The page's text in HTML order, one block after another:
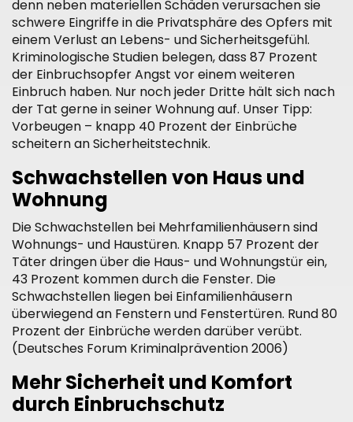
denn neben materiellen Schäden verursachen sie
schwere Eingriffe in die Privatsphäre des Opfers mit
einem Verlust an Lebens- und Sicherheitsgefühl.
Kriminologische Studien belegen, dass 87 Prozent
der Einbruchsopfer Angst vor einem weiteren
Einbruch haben. Nur noch jeder Dritte hält sich nach
der Tat gerne in seiner Wohnung auf. Unser Tipp:
Vorbeugen – knapp 40 Prozent der Einbrüche
scheitern an Sicherheitstechnik.
Schwachstellen von Haus und
Wohnung
Die Schwachstellen bei Mehrfamilienhäusern sind
Wohnungs- und Haustüren. Knapp 57 Prozent der
Täter dringen über die Haus- und Wohnungstür ein,
43 Prozent kommen durch die Fenster. Die
Schwachstellen liegen bei Einfamilienhäusern
überwiegend an Fenstern und Fenstertüren. Rund 80
Prozent der Einbrüche werden darüber verübt.
(Deutsches Forum Kriminalprävention 2006)
Mehr Sicherheit und Komfort
durch Einbruchschutz